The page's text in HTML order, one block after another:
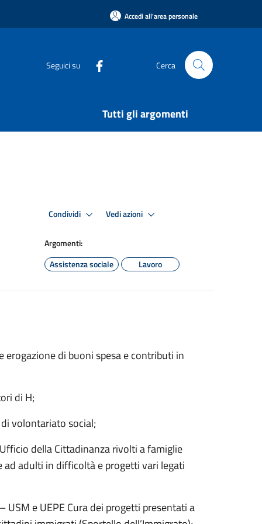
Accedi all'area personale
Seguici su Cerca
Tutti gli argomenti
Condividi Vedi azioni
Argomenti:
Assistenza sociale
Lavoro
di buoni spesa e contributi in
di H;
volontariato social;
della Cittadinanza rivolti a famiglie
ad adulti in difficoltà e progetti vari legati
USM e UEPE Cura dei progetti presentati a